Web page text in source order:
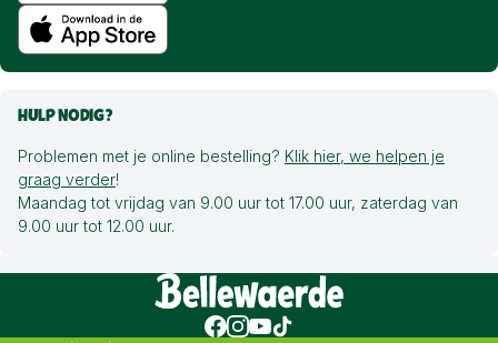
HULP NODIG?
Problemen met je online bestelling? Klik hier, we helpen je
graag verder!
Maandag tot vrijdag van 9.00 uur tot 17.00 uur, zaterdag van
9.00 uur tot 12.00 uur.